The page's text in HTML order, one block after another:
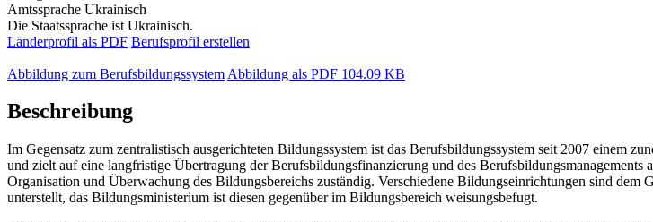
Amtssprache Ukrainisch
Die Staatssprache ist Ukrainisch.
Länderprofil als PDF Berufsprofil erstellen
Abbildung zum Berufsbildungssystem Abbildung als PDF 104.09 KB
Beschreibung
Im Gegensatz zum zentralistisch ausgerichteten Bildungssystem ist das Berufsbildungssystem seit 2007 einem
und zielt auf eine langfristige Übertragung der Berufsbildungsfinanzierung und des
Organisation und Überwachung des Bildungsbereichs zuständig. Verschiedene Bildungseinrichtungen sind
unterstellt, das Bildungsministerium ist diesen gegenüber im Bildungsbereich weisungsbefugt.